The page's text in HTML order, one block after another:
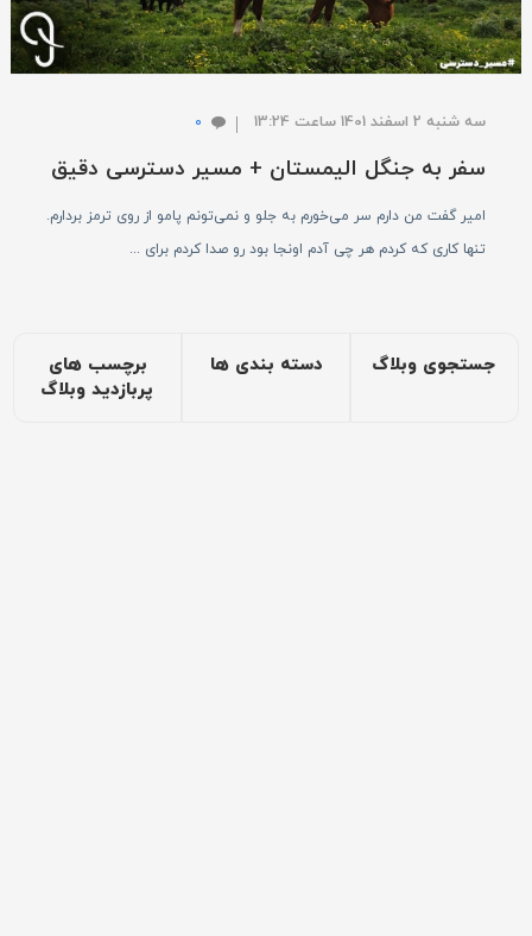
سه شنبه 2 اسفند 1401 ساعت 13:24 0
سفر به جنگل الیمستان + مسیر دسترسی دقیق
امیر گفت من دارم سر می‌خورم به جلو و نمی‌تونم پامو از روی ترمز بردارم.
تنها کاری که کردم هر چی آدم اونجا بود رو صدا کردم برای ...
جستجوی وبلاگ دسته بندی ها
برچسب های
پربازدید وبلاگ